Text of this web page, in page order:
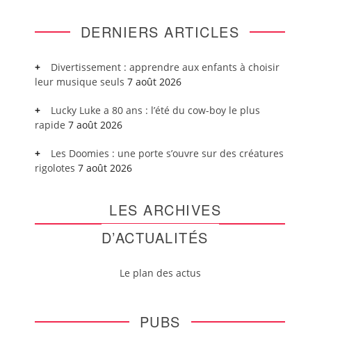
DERNIERS ARTICLES
Divertissement : apprendre aux enfants à choisir
leur musique seuls 7 août 2026
Lucky Luke a 80 ans : l’été du cow-boy le plus
rapide 7 août 2026
Les Doomies : une porte s’ouvre sur des créatures
rigolotes 7 août 2026
LES ARCHIVES
D’ACTUALITÉS
Le plan des actus
PUBS